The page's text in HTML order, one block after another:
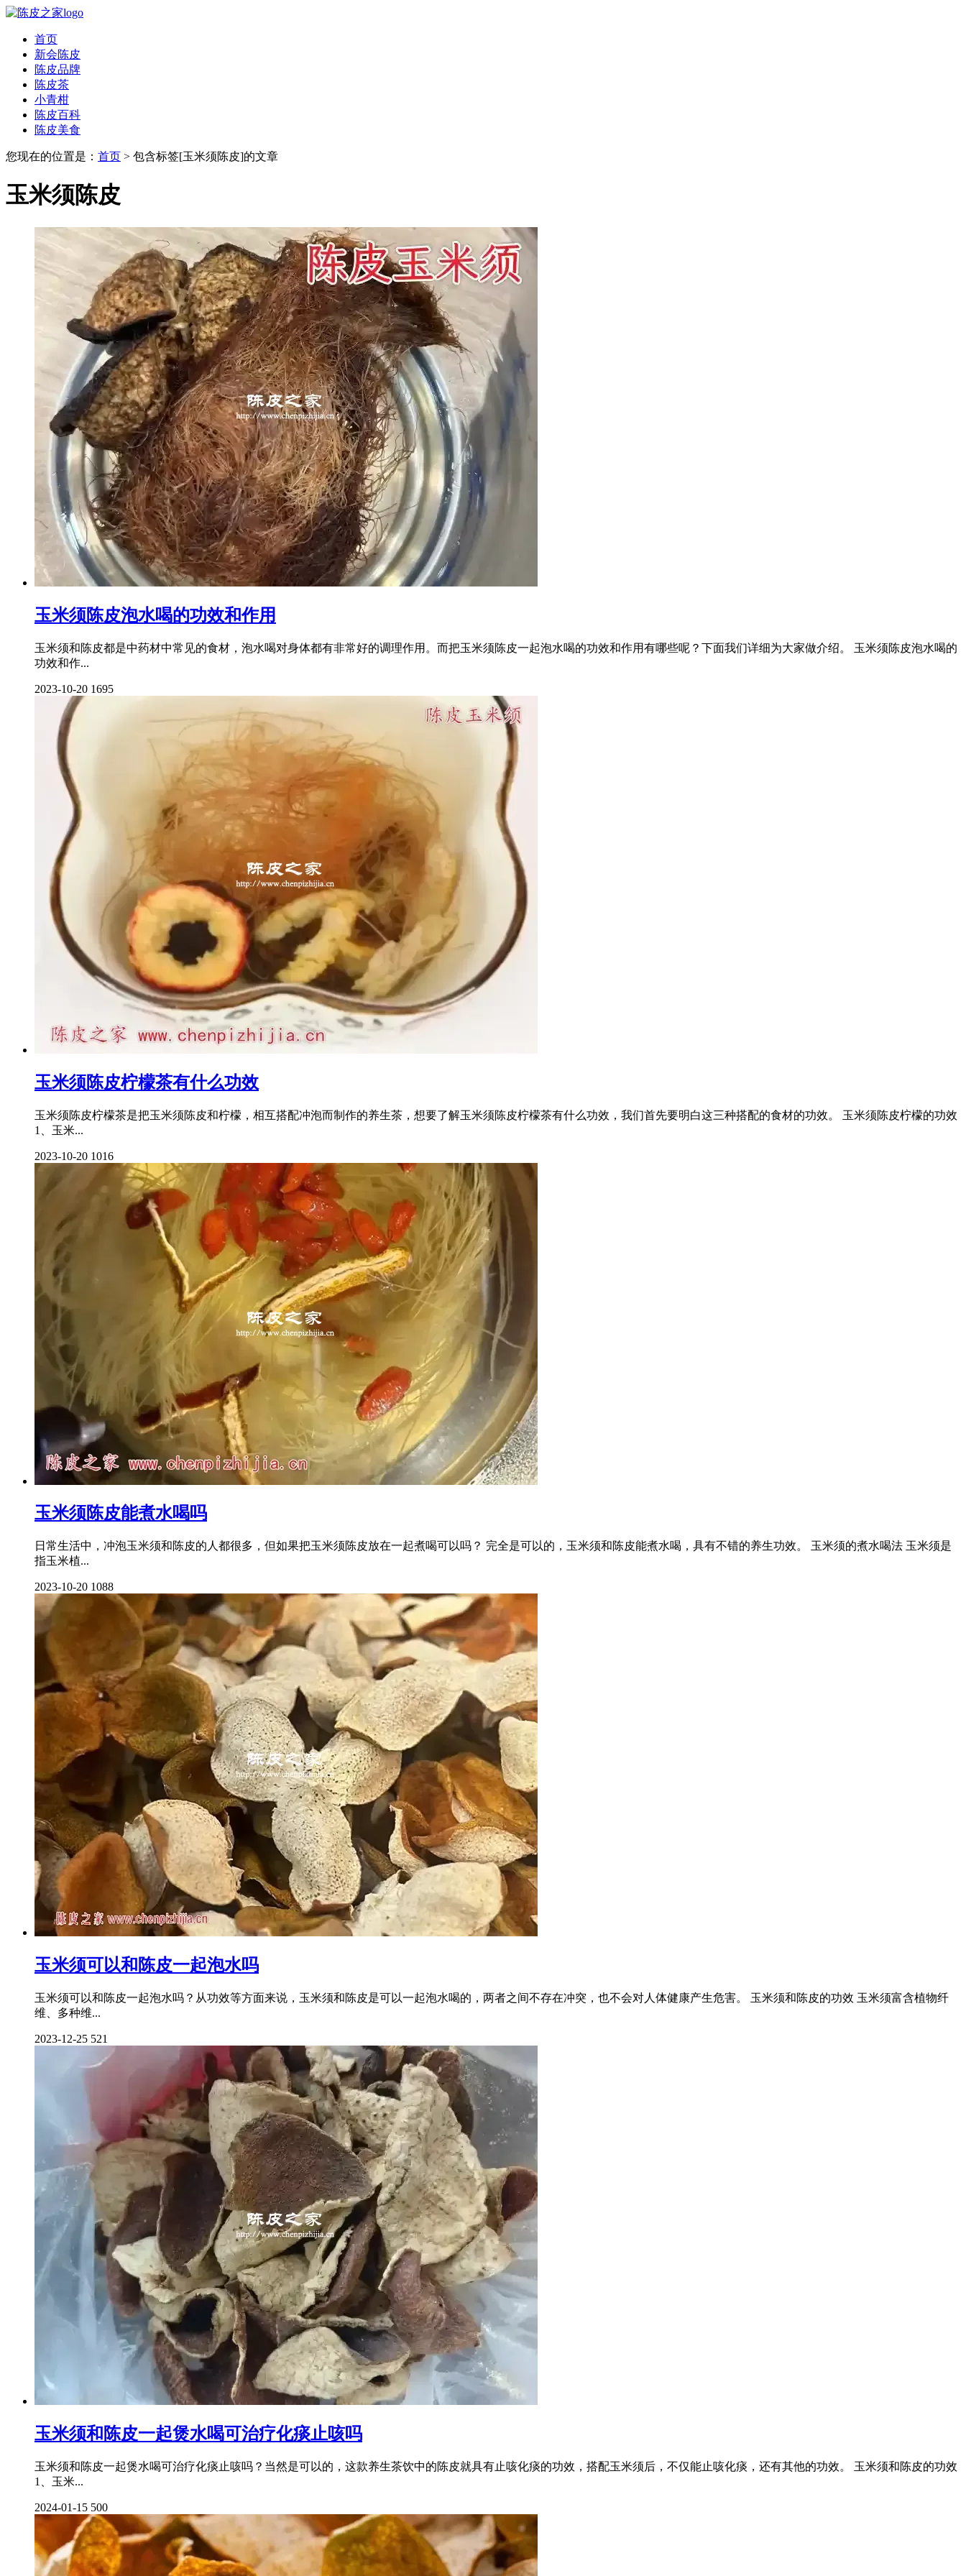
首页
新会陈皮
陈皮品牌
陈皮茶
小青柑
陈皮百科
陈皮美食
您现在的位置是： 首页 > 包含标签[玉米须陈皮]的文章
玉米须陈皮
玉米须陈皮泡水喝的功效和作用
玉米须和陈皮都是中药材中常见的食材，泡水喝对身体都有非常好的调理作用。而把玉米须陈皮一起泡水喝的功效和作用有哪些呢？下面我们详细为大家做介绍。 玉米须陈皮泡水喝的
功效和作...
2023-10-20 1695
玉米须陈皮柠檬茶有什么功效
玉米须陈皮柠檬茶是把玉米须陈皮和柠檬，相互搭配冲泡而制作的养生茶，想要了解玉米须陈皮柠檬茶有什么功效，我们首先要明白这三种搭配的食材的功效。 玉米须陈皮柠檬的功效
1、玉米...
2023-10-20 1016
玉米须陈皮能煮水喝吗
日常生活中，冲泡玉米须和陈皮的人都很多，但如果把玉米须陈皮放在一起煮喝可以吗？ 完全是可以的，玉米须和陈皮能煮水喝，具有不错的养生功效。 玉米须的煮水喝法 玉米须是
指玉米植...
2023-10-20 1088
玉米须可以和陈皮一起泡水吗
玉米须可以和陈皮一起泡水吗？从功效等方面来说，玉米须和陈皮是可以一起泡水喝的，两者之间不存在冲突，也不会对人体健康产生危害。 玉米须和陈皮的功效 玉米须富含植物纤
维、多种维...
2023-12-25 521
玉米须和陈皮一起煲水喝可治疗化痰止咳吗
玉米须和陈皮一起煲水喝可治疗化痰止咳吗？当然是可以的，这款养生茶饮中的陈皮就具有止咳化痰的功效，搭配玉米须后，不仅能止咳化痰，还有其他的功效。 玉米须和陈皮的功效
1、玉米...
2024-01-15 500